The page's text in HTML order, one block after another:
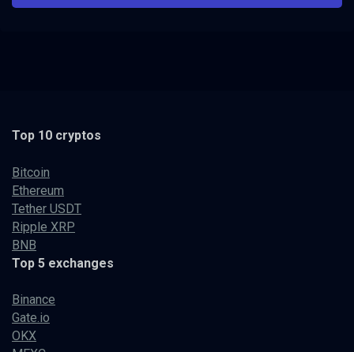
Top 10 cryptos
Bitcoin
Ethereum
Tether USDT
Ripple XRP
BNB
Top 5 exchanges
Binance
Gate.io
OKX